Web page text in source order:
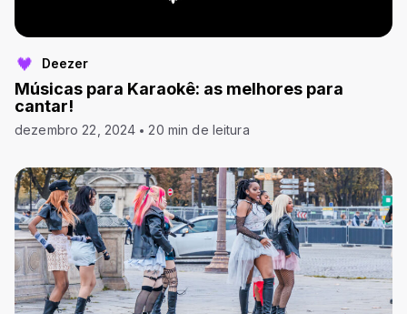
Deezer
Músicas para Karaokê: as melhores para
cantar!
dezembro 22, 2024 20 min de leitura